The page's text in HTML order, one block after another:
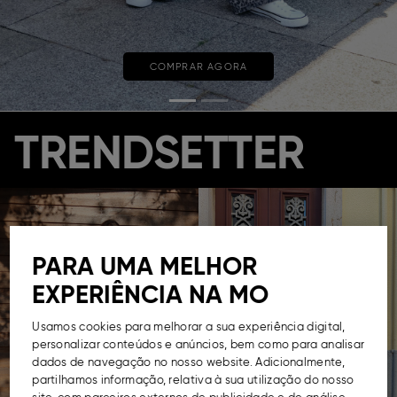
COMPRAR AGORA
TRENDSETTER
PARA UMA MELHOR
EXPERIÊNCIA NA MO
Usamos cookies para melhorar a sua experiência digital,
personalizar conteúdos e anúncios, bem como para analisar
dados de navegação no nosso website. Adicionalmente,
partilhamos informação, relativa à sua utilização do nosso